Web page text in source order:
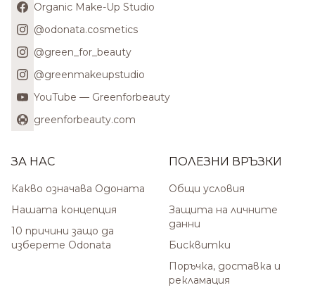
Organic Make-Up Studio
@odonata.cosmetics
@green_for_beauty
@greenmakeupstudio
YouTube — Greenforbeauty
greenforbeauty.com
ЗА НАС
Какво означава Одоната
Нашата концепция
10 причини защо да
изберете Odonata
ПОЛЕЗНИ ВРЪЗКИ
Общи условия
Защита на личните
данни
Бисквитки
Поръчка, доставка и
рекламация